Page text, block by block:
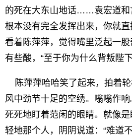
的死在大东山地话……袁宏道和
根本没有完全发挥出来，你就直
看着陈萍萍，觉得嘴里泛起一
有些酸，“至于你为什么背叛陛
陈萍萍哈哈笑了起来，拍着
风中劲节十足的空绣。嗡嗡作响
死死地盯着范闲的眼睛。就像
轻地那个人，阴阴说道：“难道